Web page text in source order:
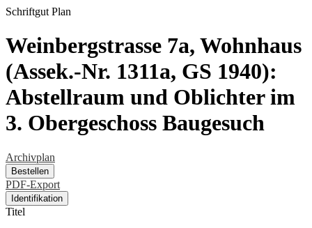
Schriftgut Plan
Weinbergstrasse 7a, Wohnhaus
(Assek.-Nr. 1311a, GS 1940):
Abstellraum und Oblichter im
3. Obergeschoss Baugesuch
Archivplan
Bestellen
PDF-Export
Identifikation
Titel